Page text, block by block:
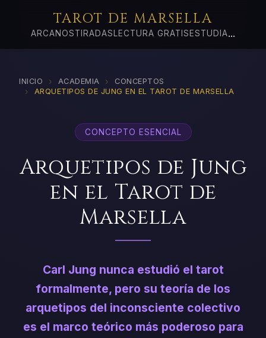
TAROT DE MARSELLA
ARCANOSTIRADAS LECTURA GRATIS ESTUDIA...
INICIO › ACADEMIA › CONCEPTOS
› ARQUETIPOS DE JUNG EN EL TAROT DE MARSELLA
CONCEPTO ESENCIAL
Arquetipos de Jung
en el Tarot de
Marsella
Carl Jung nunca estudió el tarot
formalmente, pero su teoría de los
arquetipos del inconsciente colectivo
es el marco teórico más poderoso para